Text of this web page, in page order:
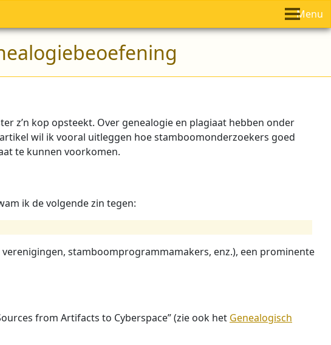
Menu
z’n kop opsteekt. Over genealogie en plagiaat hebben onder
wil ik vooral uitleggen hoe stamboomonderzoekers goed
te kunnen voorkomen.
ik de volgende zin tegen:
stamboomprogrammamakers, enz.), een prominente
from Artifacts to Cyberspace” (zie ook het Genealogisch